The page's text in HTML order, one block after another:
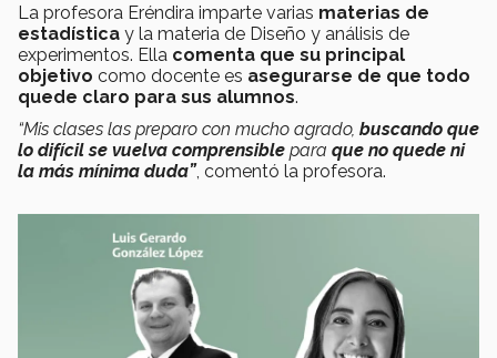
La profesora Eréndira imparte varias materias de
estadística y la materia de Diseño y análisis de
experimentos. Ella comenta que su principal
objetivo como docente es asegurarse de que todo
quede claro para sus alumnos.
“Mis clases las preparo con mucho agrado, buscando que
lo difícil se vuelva comprensible para que no quede ni
la más mínima duda”, comentó la profesora.